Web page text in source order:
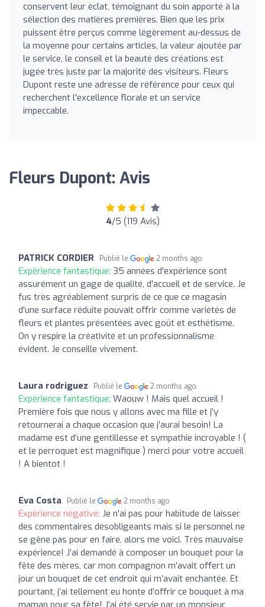
conservent leur éclat, témoignant du soin apporté à la
sélection des matières premières. Bien que les prix
puissent être perçus comme légèrement au-dessus de
la moyenne pour certains articles, la valeur ajoutée par
le service, le conseil et la beauté des créations est
jugée très juste par la majorité des visiteurs. Fleurs
Dupont reste une adresse de référence pour ceux qui
recherchent l'excellence florale et un service
impeccable.
Fleurs Dupont: Avis
4/5 (119 Avis)
PATRICK CORDIER Publié le 2 months ago
Expérience fantastique: 35 années d'expérience sont
assurément un gage de qualité, d'accueil et de service. Je
fus très agréablement surpris de ce que ce magasin
d'une surface réduite pouvait offrir comme variétés de
fleurs et plantes présentées avec goût et esthétisme.
On y respire la créativité et un professionnalisme
évident. Je conseille vivement.
Laura rodriguez Publié le 2 months ago
Expérience fantastique: Waouw ! Mais quel accueil !
Première fois que nous y allons avec ma fille et j’y
retournerai a chaque occasion que j’aurai besoin! La
madame est d’une gentillesse et sympathie incroyable ! (
et le perroquet est magnifique ) merci pour votre accueil
! A bientot !
Eva Costa Publié le 2 months ago
Expérience négative: Je n’ai pas pour habitude de laisser
des commentaires désobligeants mais si le personnel ne
se gêne pas pour en faire, alors me voici. Très mauvaise
expérience! J’ai demandé à composer un bouquet pour la
fête des mères, car mon compagnon m’avait offert un
jour un bouquet de cet endroit qui m’avait enchantée. Et
pourtant, j’ai tellement eu honte d’offrir ce bouquet à ma
maman pour sa fête! J’ai été servie par un monsieur